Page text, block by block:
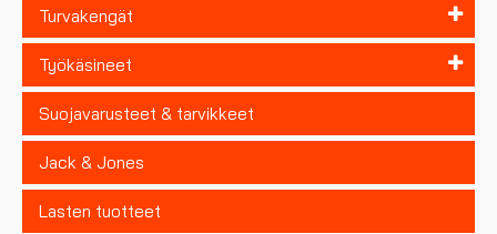
Turvakengät
Työkäsineet
Suojavarusteet & tarvikkeet
Jack & Jones
Lasten tuotteet